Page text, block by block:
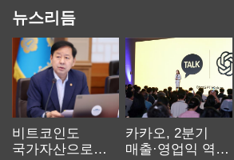
뉴스리듬
비트코인도
국가자산으로…'
카카오, 2분기
매출·영업익 역대